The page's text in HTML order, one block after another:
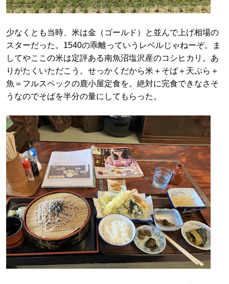
少なくとも当時、米は金（ゴールド）と並んで上げ相場の
スターだった。1540の乖離っていうレベルじゃねーぞ。ま
してやここの米は定評ある南魚沼塩沢産のコシヒカリ。あ
りがたくいただこう。せっかくだから米＋そば＋天ぷら＋
魚＝フルスペックの鹿小屋定食を。絶対に完食できなさそ
うなのでそばを半分の量にしてもらった。